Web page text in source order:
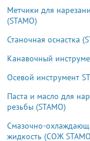
Метчики для
(STAMO)
Станочная оснастка
Канавочный
Осевой инструмент
Паста и масло для
резьбы (STAMO)
Смазочно-
жидкость (СОЖ